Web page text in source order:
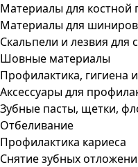
Материалы для костной
Материалы для
Скальпели и лезвия для
Шовные материалы
Профилактика, гигиена
Аксессуары для
Зубные пасты, щетки,
Отбеливание
Профилактика кариеса
Снятие зубных